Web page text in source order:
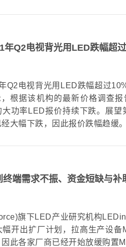
Q2电视背光用LED跌幅超
Q2电视背光用LED跌幅超过
根据该机构的最新价格调查
功率LED报价持续下跌。展
大幅下跌，因此报价跌幅趋缓
端需求不振、资金短缺与补
旗下LED产业研究机构
幅开出扩厂计划，拉高生产设
此各家厂商已经开始放缓购置